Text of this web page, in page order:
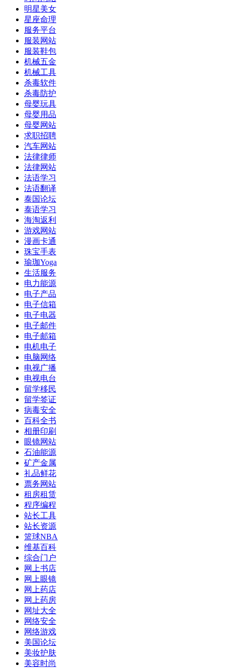
明星美女
星座命理
服务平台
服装网站
服装鞋包
机械五金
机械工具
杀毒软件
杀毒防护
母婴玩具
母婴用品
母婴网站
求职招聘
汽车网站
法律律师
法律网站
法语学习
法语翻译
泰国论坛
泰语学习
海淘返利
游戏网站
漫画卡通
珠宝手表
瑜珈Yoga
生活服务
电力能源
电子产品
电子信箱
电子电器
电子邮件
电子邮箱
电机电子
电脑网络
电视广播
电视电台
留学移民
留学签证
病毒安全
百科全书
相册印刷
眼镜网站
石油能源
矿产金属
礼品鲜花
票务网站
租房租赁
程序编程
站长工具
站长资源
篮球NBA
维基百科
综合门户
网上书店
网上眼镜
网上药店
网上药房
网址大全
网络安全
网络游戏
美国论坛
美妆护肤
美容时尚